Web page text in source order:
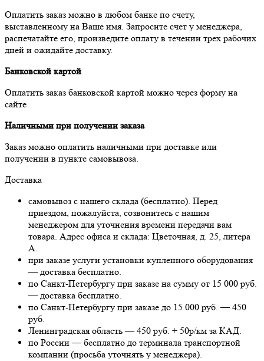
Оплатить заказ можно в любом банке по счету,
выставленному на Ваше имя. Запросите счет у менеджера,
распечатайте его, произведите оплату в течении трех рабочих
дней и ожидайте доставку.
Банковской картой
Оплатить заказ банковской картой можно через форму на
сайте
Наличными при получении заказа
Заказ можно оплатить наличными при доставке или
получении в пункте самовывоза.
Доставка
самовывоз с нашего склада (бесплатно). Перед
приездом, пожалуйста, созвонитесь с нашим
менеджером для уточнения времени передачи вам
товара. Адрес офиса и склада: Цветочная, д. 25, литера
А.
при заказе услуги установки купленного оборудования
— доставка бесплатно.
по Санкт-Петербургу при заказе на сумму от 15 000 руб.
— доставка бесплатно.
по Санкт-Петербургу при заказе до 15 000 руб. — 450
руб.
Ленинградская область — 450 руб. + 50р/км за КАД.
по России — бесплатно до терминала транспортной
компании (просьба уточнять у менеджера).